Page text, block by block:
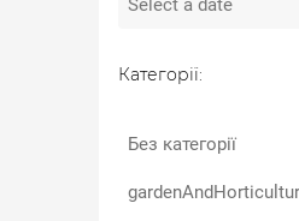
Категорії:
Без категорії